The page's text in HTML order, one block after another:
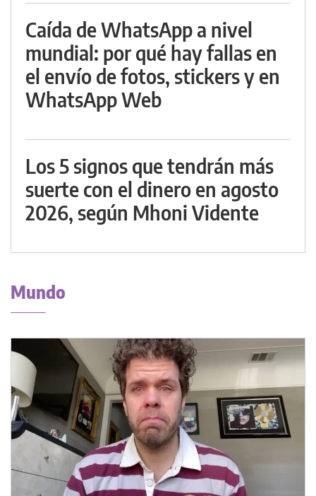
Caída de WhatsApp a nivel
mundial: por qué hay fallas en
el envío de fotos, stickers y en
WhatsApp Web
Los 5 signos que tendrán más
suerte con el dinero en agosto
2026, según Mhoni Vidente
Mundo